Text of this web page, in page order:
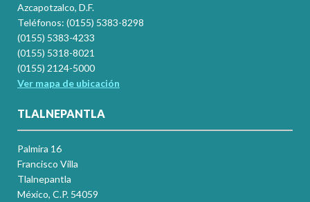
Azcapotzalco, D.F.
Teléfonos: (0155) 5383-8298
(0155) 5383-4233
(0155) 5318-8021
(0155) 2124-5000
Ver mapa de ubicación
TLALNEPANTLA
Palmira 16
Francisco Villa
Tlalnepantla
México, C.P. 54059